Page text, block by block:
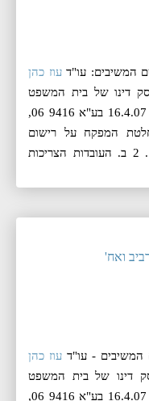
המשיבים: עו"דעוז כהן
דינו של בית המשפט
המחוזי בירושלים (השופט עדיאל) מיום 16.4.07 בע"א 9416 06,
המפקח על רישום
המקרקעין (המפקח לוי) מיום 16.7.06. 2 ב. העובדות הצריכות
המשיבים - עו"ד עוז כהן
דינו של בית המשפט
המחוזי בירושלים (השופט עדיאל) מיום 16.4.07 בע"א 9416 06,